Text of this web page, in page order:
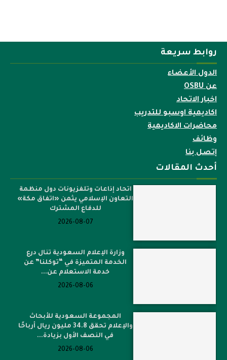
روابط سريعة
الدول الأعضاء
عن OSBU
اخبار الاتحاد
اكاديمية اوسبو للتدريب
محاضرات الاكاديمية
وظائف
إتصل بنا
أحدث المقالات
اتحاد إذاعات وتلفزيونات دول منظمة
التعاون الإسلامي يثمن «اتفاق مكة»
للدفاع المشترك
2026-08-07
وزارة الإعلام السعودية تنال درع
الخدمة المتميزة في “توكلنا” عن
خدمة الاستعلام عن...
2026-08-06
المجموعة السعودية للأبحاث
والإعلام تحقق 34.8 مليون ريال أرباحًا
في النصف الأول بزيادة...
2026-08-06